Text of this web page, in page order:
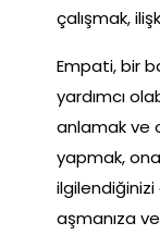
çalışmak,
Empati, bir
yardımcı
anlamak ve
yapmak,
ilgilendiğinizi
aşmanıza